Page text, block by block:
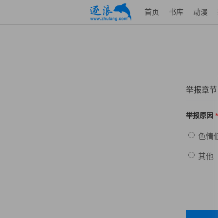
首页 书库 动漫
举报章
举报原因 *
色情
其他